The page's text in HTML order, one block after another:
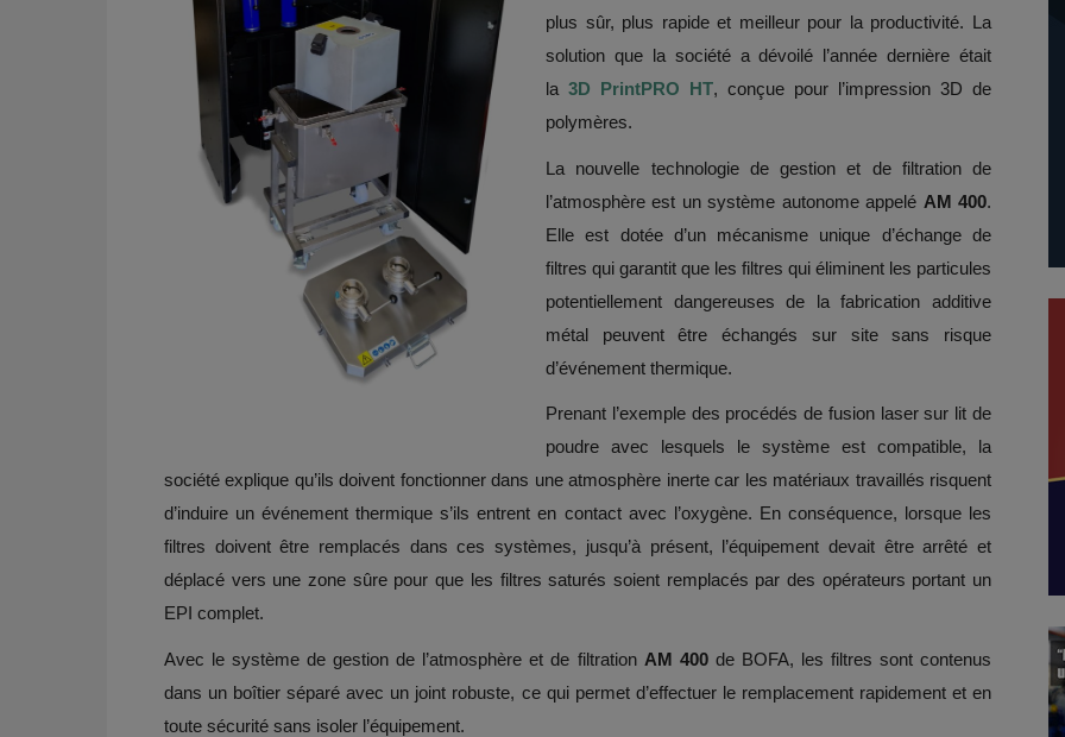
plus sûr, plus rapide et meilleur pour la productivité. La
solution que la société a dévoilé l’année dernière était
la 3D PrintPRO HT, conçue pour l’impression 3D de
polymères.
La nouvelle technologie de gestion et de filtration de
l’atmosphère est un système autonome appelé AM 400.
Elle est dotée d’un mécanisme unique d’échange de
filtres qui garantit que les filtres qui éliminent les particules
potentiellement dangereuses de la fabrication additive
métal peuvent être échangés sur site sans risque
d’événement thermique.
Prenant l’exemple des procédés de fusion laser sur lit de
poudre avec lesquels le système est compatible, la
société explique qu’ils doivent fonctionner dans une atmosphère inerte car les matériaux travaillés risquent
d’induire un événement thermique s’ils entrent en contact avec l’oxygène. En conséquence, lorsque les
filtres doivent être remplacés dans ces systèmes, jusqu’à présent, l’équipement devait être arrêté et
déplacé vers une zone sûre pour que les filtres saturés soient remplacés par des opérateurs portant un
EPI complet.
Avec le système de gestion de l’atmosphère et de filtration AM 400de BOFA, les filtres sont contenus
dans un boîtier séparé avec un joint robuste, ce qui permet d’effectuer le remplacement rapidement et en
toute sécurité sans isoler l’équipement.